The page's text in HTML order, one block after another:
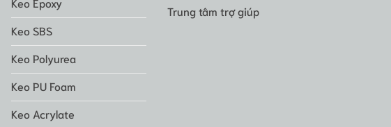
Keo SBS
Keo Polyurea
Keo PU Foam
Keo Acrylate
Trung tâm trợ giúp